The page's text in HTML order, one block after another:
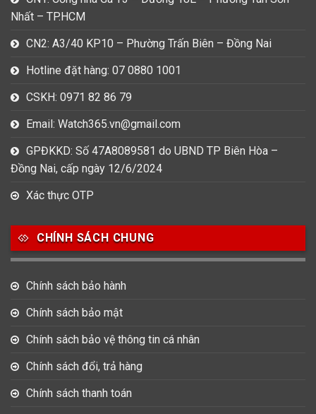
Nhất – TP.HCM
CN2: A3/40 KP10 – Phường Trấn Biên – Đồng Nai
Hotline đặt hàng: 07 0880 1001
CSKH: 0971 82 86 79
Email: Watch365.vn@gmail.com
GPĐKKD: Số 47A8089581 do UBND TP Biên Hòa –
Đồng Nai, cấp ngày 12/6/2024
Xác thực OTP
CHÍNH SÁCH CHUNG
Chính sách bảo hành
Chính sách bảo mật
Chính sách bảo vệ thông tin cá nhân
Chính sách đổi, trả hàng
Chính sách thanh toán